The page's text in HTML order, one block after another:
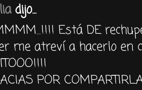
dijo...
Está DE
me atreví a hacerlo en
POR